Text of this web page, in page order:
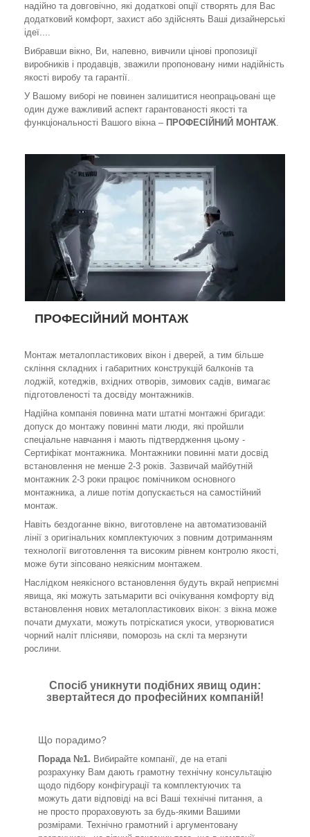
надійно та довговічно, які додаткові опції створять для Вас
додатковий комфорт, захист або здійснять Ваші дизайнерські
ідеї....
Вибравши вікно, Ви, напевно, вивчили цінові пропозиції
виробників і продавців, зважили пропоновану ними надійність
якості виробу та гарантії.
У Вашому виборі не повинен залишитися неопрацьовані ще
один дуже важливий аспект гарантованості якості та
функціональності Вашого вікна – ПРОФЕСІЙНИЙ МОНТАЖ.
ПРОФЕСІЙНИЙ МОНТАЖ
Монтаж металопластикових вікон і дверей, а тим більше
скління складних і габаритних конструкцій балконів та
лоджій, котеджів, вхідних отворів, зимових садів, вимагає
підготовленості та досвіду монтажників.
Надійна компанія повинна мати штатні монтажні бригади:
допуск до монтажу повинні мати люди, які пройшли
спеціальне навчання і мають підтвердження цьому -
Сертифікат монтажника. Монтажники повинні мати досвід
встановлення не менше 2-3 років. Зазвичай майбутній
монтажник 2-3 роки працює помічником основного
монтажника, а лише потім допускається на самостійний
монтаж.
Навіть бездоганне вікно, виготовлене на автоматизованій
лінії з оригінальних комплектуючих з повним дотриманням
технології виготовлення та високим рівнем контролю якості,
може бути зіпсовано неякісним монтажем.
Наслідком неякісного встановлення будуть вкрай неприємні
явища, які можуть затьмарити всі очікування комфорту від
встановлення нових металопластикових вікон: з вікна може
почати дмухати, можуть потріскатися укоси, утворюватися
чорний наліт плісняви, поморозь на склі та мерзнути
рослини.
Спосіб уникнути подібних явищ один:
звертайтеся до професійних компаній!
Що порадимо?
Порада №1. Вибирайте компанії, де на етапі
розрахунку Вам дають грамотну технічну консультацію
щодо підбору конфігурації та комплектуючих та
можуть дати відповіді на всі Ваші технічні питання, а
не просто прораховують за будь-якими Вашими
розмірами. Технічно грамотний і аргументовану